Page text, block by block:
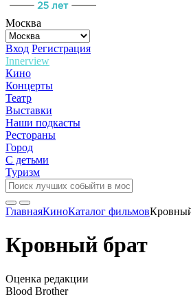
Москва
Вход Регистрация
Innerview
Кино
Концерты
Театр
Выставки
Наши подкасты
Рестораны
Город
С детьми
Туризм
ГлавнаяКиноКаталог фильмов
Кровный брат
Оценка редакции
Blood Brother